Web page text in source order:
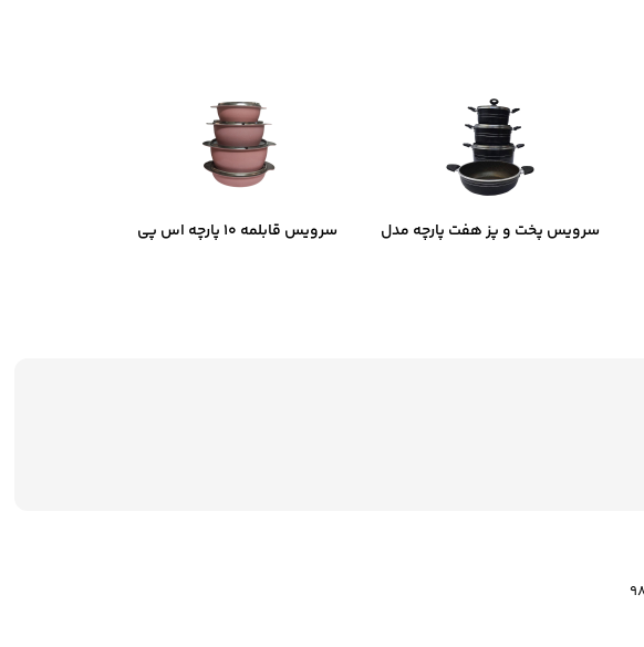
سرویس پخت و پز هفت پارچه مدل
سرویس قابلمه ۱۰ پارچه اس پی